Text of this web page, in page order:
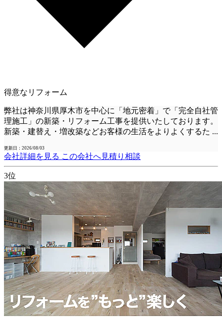
得意なリフォーム
弊社は神奈川県厚木市を中心に「地元密着」で「完全自社管
理施工」の新築・リフォーム工事を提供いたしております。
新築・建替え・増改築などお客様の生活をよりよくするた ...
更新日：2026/08/03
会社詳細を見る この会社へ見積り相談
3位